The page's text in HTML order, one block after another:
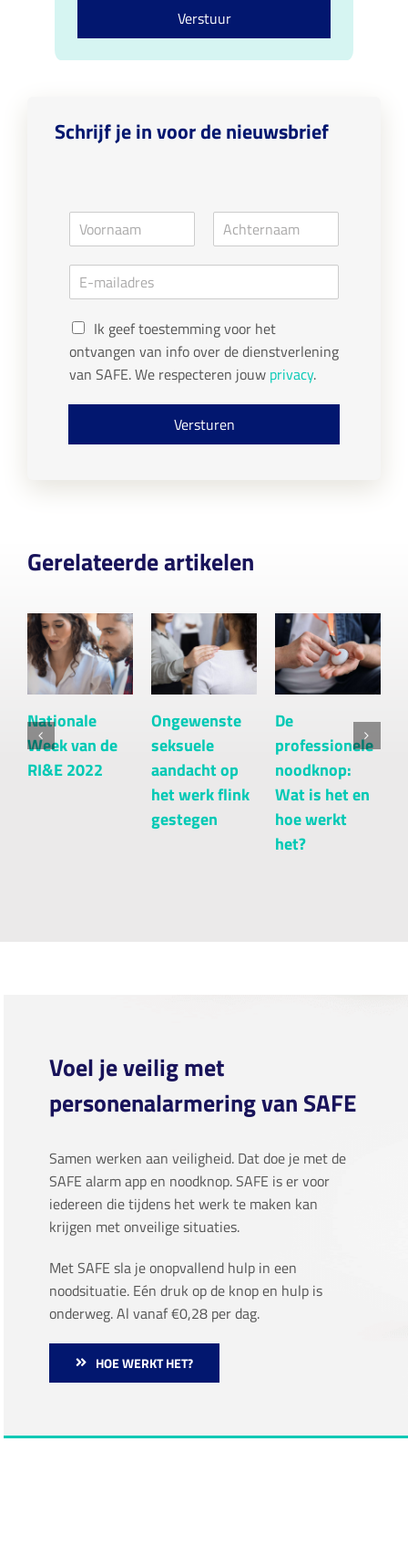
m
e
e
n
Verstuur
Schrijf je in voor de nieuwsbrief
N
*
o
r
a
m
c
t
r
n
a
a
m
E
l
*
G
D
P
R
c
Ik geef toestemming voor het
ontvangen van info over de dienstverlening
van SAFE. We respecteren jouw privacy.
Versturen
Gerelateerde artikelen
Nationale
Week van de
RI&E 2022
Ongewenste
seksuele
aandacht op
het werk flink
gestegen
De
professionele
noodknop:
Wat is het en
hoe werkt
het?
Voel je veilig met
personenalarmering van SAFE
Samen werken aan veiligheid. Dat doe je met de
SAFE alarm app en noodknop. SAFE is er voor
iedereen die tijdens het werk te maken kan
krijgen met onveilige situaties.
Met SAFE sla je onopvallend hulp in een
noodsituatie. Eén druk op de knop en hulp is
onderweg. Al vanaf €0,28 per dag.
HOE WERKT HET?